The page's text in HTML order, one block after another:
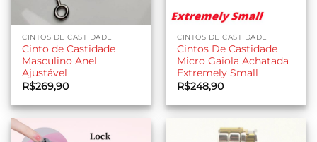
CINTOS DE CASTIDADE
Cinto de Castidade
Masculino Anel
Ajustável
R$269,90
CINTOS DE CASTIDADE
Cintos De Castidade
Micro Gaiola Achatada
Extremely Small
R$248,90